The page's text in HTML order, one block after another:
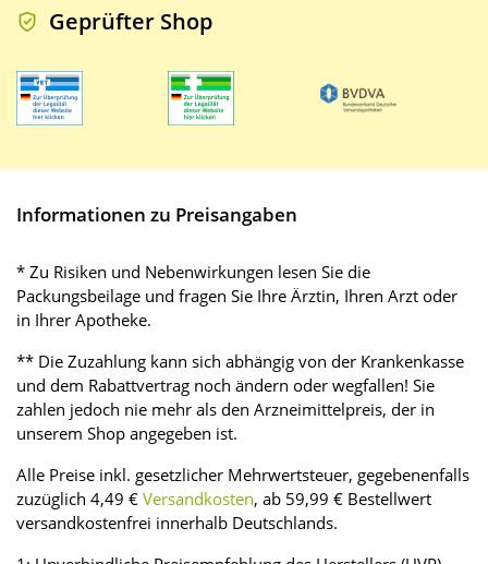
Geprüfter Shop
Informationen zu Preisangaben
* Zu Risiken und Nebenwirkungen lesen Sie die
Packungsbeilage und fragen Sie Ihre Ärztin, Ihren Arzt oder
in Ihrer Apotheke.
** Die Zuzahlung kann sich abhängig von der Krankenkasse
und dem Rabattvertrag noch ändern oder wegfallen! Sie
zahlen jedoch nie mehr als den Arzneimittelpreis, der in
unserem Shop angegeben ist.
Alle Preise inkl. gesetzlicher Mehrwertsteuer, gegebenenfalls
zuzüglich 4,49 € Versandkosten, ab 59,99 € Bestellwert
versandkostenfrei innerhalb Deutschlands.